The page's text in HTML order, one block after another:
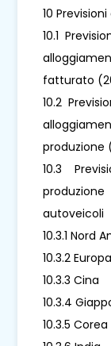
10
10.1
fatturato
10.2
produzione
10.3
autoveicoli
10.3.1 Nord
10.3.2 Europa
10.3.3 Cina
10.3.4
10.3.5